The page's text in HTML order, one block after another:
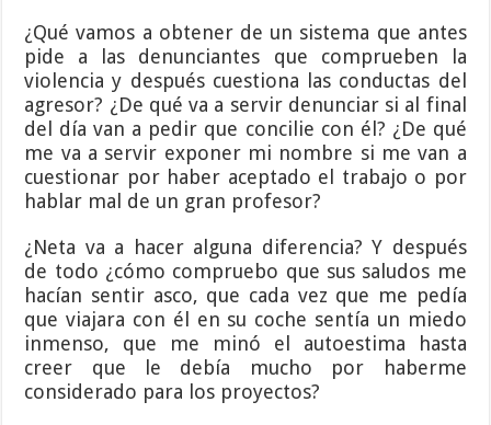
¿Qué vamos a obtener de un sistema que antes
pide a las denunciantes que comprueben la
violencia y después cuestiona las conductas del
agresor? ¿De qué va a servir denunciar si al final
del día van a pedir que concilie con él? ¿De qué
me va a servir exponer mi nombre si me van a
cuestionar por haber aceptado el trabajo o por
hablar mal de un gran profesor?
¿Neta va a hacer alguna diferencia? Y después
de todo ¿cómo compruebo que sus saludos me
hacían sentir asco, que cada vez que me pedía
que viajara con él en su coche sentía un miedo
inmenso, que me minó el autoestima hasta
creer que le debía mucho por haberme
considerado para los proyectos?